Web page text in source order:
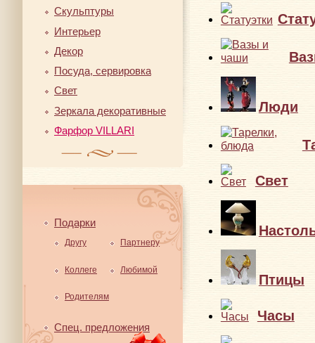
Скульптуры
Интерьер
Декор
Посуда, сервировка
Свет
Зеркала декоративные
Фарфор VILLARI
Подарки
Другу Партнеру
Коллеге Любимой
Родителям
Спец. предложения
Люди
Свет
Птицы
Часы